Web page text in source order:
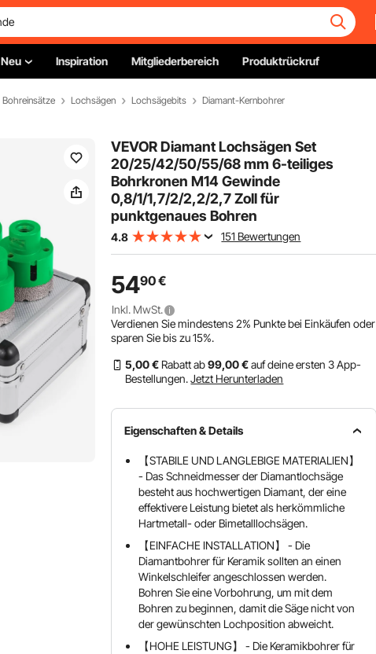
Neu Inspiration Mitgliederbereich Produktrückruf
Bohreinsätze Lochsägen Lochsägebits Diamant-Kernbohrer
VEVOR Diamant Lochsägen Set
20/25/42/50/55/68 mm 6-teiliges
Bohrkronen M14 Gewinde
0,8/1/1,7/2/2,2/2,7 Zoll für
punktgenaues Bohren
4.8 151 Bewertungen
5490€
Inkl. MwSt.
Verdienen Sie mindestens2% Punkte bei Einkäufen oder
sparen Sie bis zu15%.
5,00 € Rabatt ab99,00 €auf deine ersten 3 App-
Bestellungen. Jetzt Herunterladen
Eigenschaften & Details
【STABILE UND LANGLEBIGE MATERIALIEN】
- Das Schneidmesser der Diamantlochsäge
besteht aus hochwertigen Diamant, der eine
effektivere Leistung bietet als herkömmliche
Hartmetall- oder Bimetalllochsägen.
【EINFACHE INSTALLATION】 - Die
Diamantbohrer für Keramik sollten an einen
Winkelschleifer angeschlossen werden.
Bohren Sie eine Vorbohrung, um mit dem
Bohren zu beginnen, damit die Säge nicht von
der gewünschten Lochposition abweicht.
【HOHE LEISTUNG】 - Die Keramikbohrer für